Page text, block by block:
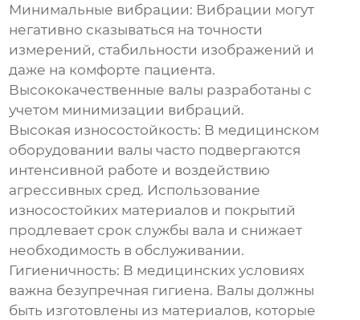
Минимальные вибрации: Вибрации могут
негативно сказываться на точности
измерений, стабильности изображений и
даже на комфорте пациента.
Высококачественные валы разработаны с
учетом минимизации вибраций.
Высокая износостойкость: В медицинском
оборудовании валы часто подвергаются
интенсивной работе и воздействию
агрессивных сред. Использование
износостойких материалов и покрытий
продлевает срок службы вала и снижает
необходимость в обслуживании.
Гигиеничность: В медицинских условиях
важна безупречная гигиена. Валы должны
быть изготовлены из материалов, которые